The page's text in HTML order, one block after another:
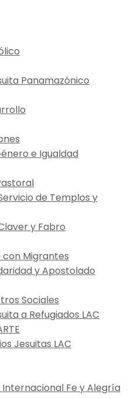
Panamazónico
e Igualdad
de Templos y
y Fabro
con Migrantes
y Apostolado
Sociales
a Refugiados LAC
Jesuitas LAC
Fe y Alegría